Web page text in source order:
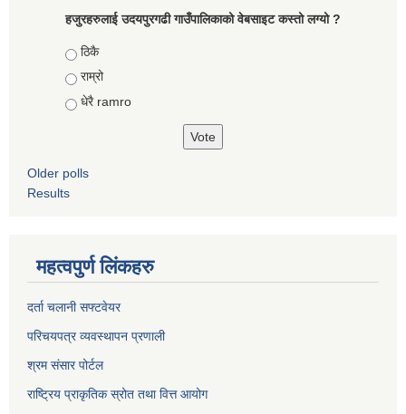
हजुरहरुलाई उदयपुरगढी गाउँपालिकाको वेबसाइट कस्तो लग्यो ?
Choices
ठिकै
राम्रो
धेरै ramro
Older polls
Results
महत्वपुर्ण लिंकहरु
दर्ता चलानी सफ्टवेयर
परिचयपत्र व्यवस्थापन प्रणाली
श्रम संसार पोर्टल
राष्ट्रिय प्राकृतिक स्रोत तथा वित्त आयोग